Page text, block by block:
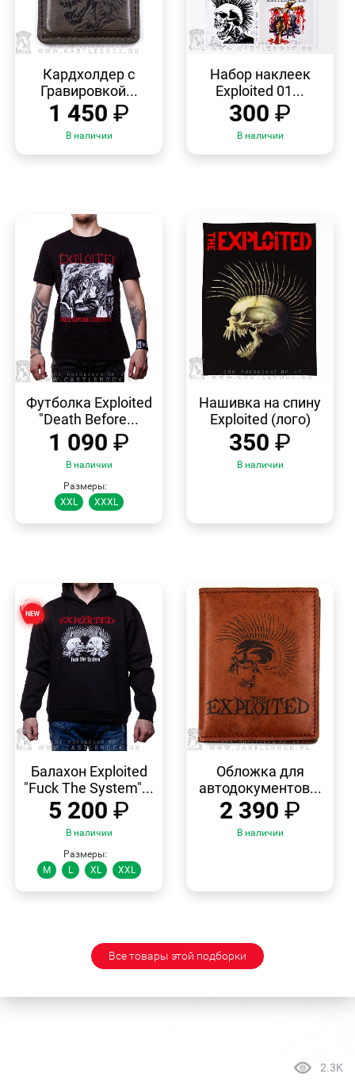
Кардхолдер с
Гравировкой...
1 450 ₽
В наличии
Набор наклеек
Exploited 01...
300 ₽
В наличии
ПРОСМОТР
Футболка Exploited
"Death Before...
1 090 ₽
В наличии
Размеры:
XXL
XXXL
ПРОСМОТР
Нашивка на спину
Exploited (лого)
350 ₽
В наличии
ПРОСМОТР
Балахон Exploited
"Fuck The System"...
5 200 ₽
В наличии
Размеры:
M
L XL XXL
ПРОСМОТР
Обложка для
автодокументов...
2 390 ₽
В наличии
Все товары этой подборки
2.3K